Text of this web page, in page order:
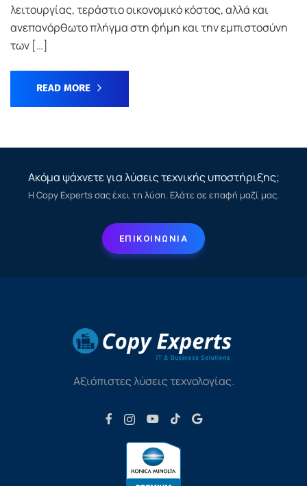
λειτουργίας, τεράστιο οικονομικό κόστος, αλλά και
ανεπανόρθωτο πλήγμα στη φήμη και την εμπιστοσύνη
των […]
READ MORE
Ακόμα ψάχνετε για λύσεις τεχνικής υποστήριξης;
Η Copy Experts σας έχει τη λύση. Ελάτε σε επαφή μαζί μας.
ΕΠΙΚΟΙΝΩΝΙΑ
Αξιόπιστες λύσεις τεχνολογίας.